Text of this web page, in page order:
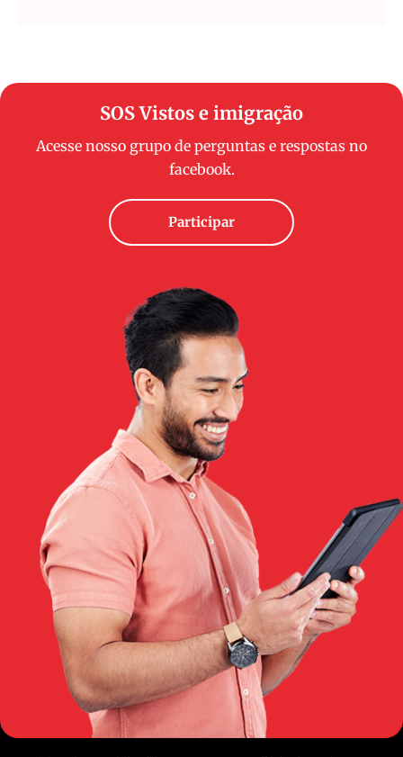
SOS Vistos e imigração
Acesse nosso grupo de perguntas e respostas no
facebook.
Participar